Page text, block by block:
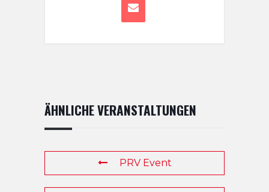
ÄHNLICHE VERANSTALTUNGEN
PRV Event